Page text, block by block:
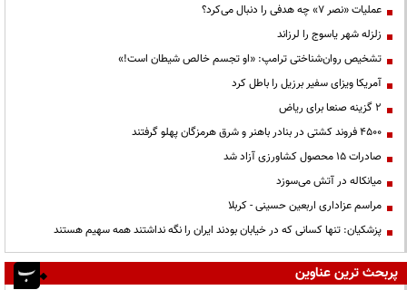
عملیات «نصر ۷» چه هدفی را دنبال می‌کرد؟
زلزله شهر یاسوج را لرزاند
تشخیص روان‌شناختی ترامپ: «او تجسم خالص شیطان است!»
آمریکا ویزای سفیر برزیل را باطل کرد
۲ گزینه صنعا برای ریاض
۴۵۰۰ فروند کشتی در بنادر باهنر و شرق هرمزگان پهلو گرفتند
صادرات ۱۵ محصول کشاورزی آزاد شد
میانکاله در آتش می‌سوزد
مراسم عزاداری اربعین حسینی - کربلا
پزشکیان: تنها کسانی که در خیابان بودند ایران را نگه نداشتند همه سهیم هستند
پربحث ترین عناوین